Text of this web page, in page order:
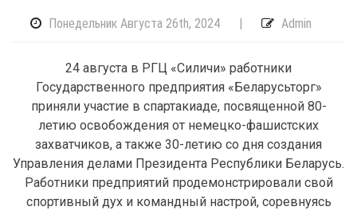
Понедельник Августа 26th, 2024 | Admin
24 августа в РГЦ «Силичи» работники
Государственного предприятия «Беларусьторг»
приняли участие в спартакиаде, посвященной 80-
летию освобождения от немецко-фашистских
захватчиков, а также 30-летию со дня создания
Управления делами Президента Республики Беларусь.
Работники предприятий продемонстрировали свой
спортивный дух и командный настрой, соревнуясь